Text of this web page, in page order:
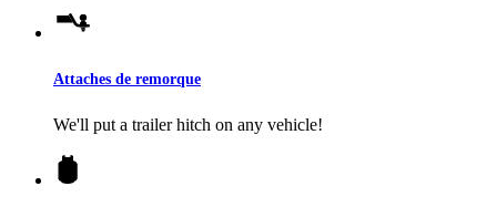
Attaches de remorque
We'll put a trailer hitch on any vehicle!